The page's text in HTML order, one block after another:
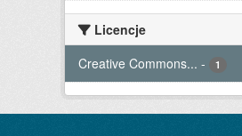
Licencje
Creative Commons... - 1